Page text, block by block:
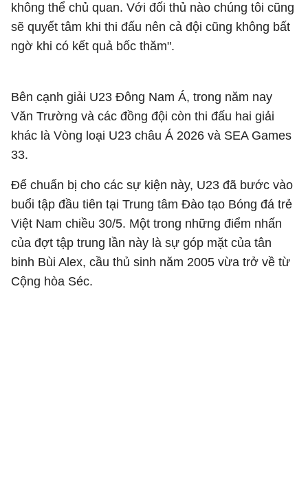
không thể chủ quan. Với đối thủ nào chúng tôi cũng
sẽ quyết tâm khi thi đấu nên cả đội cũng không bất
ngờ khi có kết quả bốc thăm".
Bên cạnh giải U23 Đông Nam Á, trong năm nay
Văn Trường và các đồng đội còn thi đấu hai giải
khác là Vòng loại U23 châu Á 2026 và SEA Games
33.
Để chuẩn bị cho các sự kiện này, U23 đã bước vào
buổi tập đầu tiên tại Trung tâm Đào tạo Bóng đá trẻ
Việt Nam chiều 30/5. Một trong những điểm nhấn
của đợt tập trung lần này là sự góp mặt của tân
binh Bùi Alex, cầu thủ sinh năm 2005 vừa trở về từ
Cộng hòa Séc.